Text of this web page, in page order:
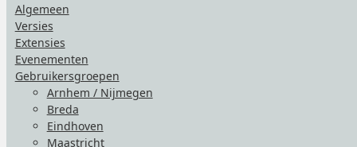
Algemeen
Versies
Extensies
Evenementen
Gebruikersgroepen
Arnhem / Nijmegen
Breda
Eindhoven
Maastricht